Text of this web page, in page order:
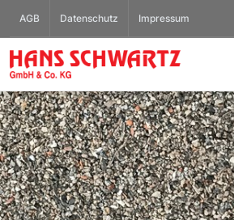
AGB Datenschutz Impressum